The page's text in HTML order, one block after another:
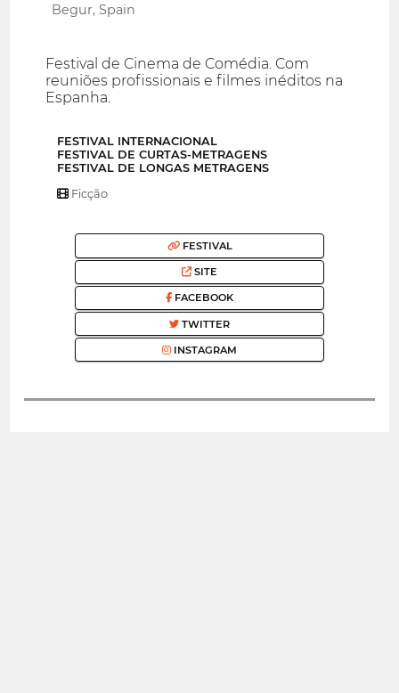
Begur, Spain
Festival de Cinema de Comédia. Com
reuniões profissionais e filmes inéditos na
Espanha.
FESTIVAL INTERNACIONAL
FESTIVAL DE CURTAS-METRAGENS
FESTIVAL DE LONGAS METRAGENS
Ficção
FESTIVAL
SITE
FACEBOOK
TWITTER
INSTAGRAM